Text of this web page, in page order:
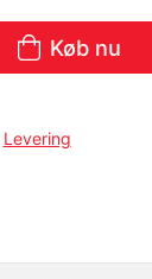
Køb nu
Levering